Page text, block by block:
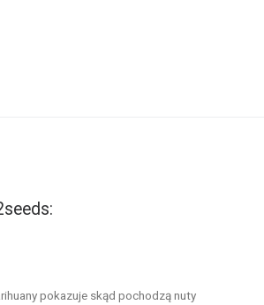
pokazuje skąd pochodzą nuty